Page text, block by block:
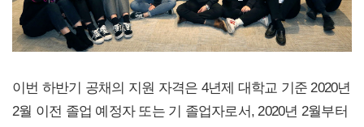
이번 하반기 공채의 지원 자격은 4년제 대학교 기준 2020년
2월 이전 졸업 예정자 또는 기 졸업자로서, 2020년 2월부터